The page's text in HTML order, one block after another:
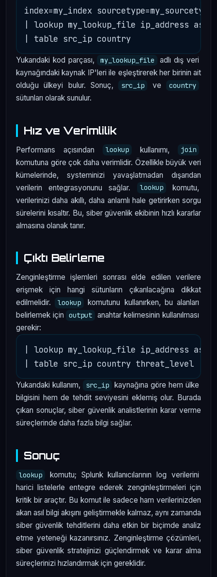
index=my_index sourcetype=my_sourcetype
| lookup my_lookup_file ip_address as
Yukarıdaki kod parçası, my_lookup_file
adlı dış veri
kaynağındaki kaynak IP'leri ile eşleştirerek her birinin ait
olduğu ülkeyi bulur. Sonuç,
src_ip ve country
sütunları olarak sunulur.
Hız ve Verimlilik
Performans açısından lookup kullanımı, join
komutuna göre çok daha verimlidir. Özellikle büyük veri
kümelerinde, systeminizi yavaşlatmadan dışarıdan
verilerin entegrasyonunu sağlar.
lookup
komutu,
verilerinizi daha akıllı, daha anlamlı hale getirirken sorgu
sürelerini kısaltır. Bu, siber güvenlik ekibinin hızlı kararlar
almasına olanak tanır.
Çıktı Belirleme
Zenginleştirme işlemleri sonrası elde edilen verilere
erişmek için hangi sütunların çıkarılacağına dikkat
edilmelidir.
lookup
komutunu kullanırken, bu alanları
belirlemek için
output
anahtar kelimesinin kullanılması
gerekir:
| lookup my_lookup_file ip_address
Yukarıdaki kullanım, src_ip
kaynağına göre hem ülke
bilgisini hem de tehdit seviyesini eklemiş olur. Burada
çıkan sonuçlar, siber güvenlik analistlerinin karar verme
süreçlerinde daha fazla bilgi sağlar.
Sonuç
lookup
komutu; Splunk kullanıcılarının log verilerini
harici listelerle entegre ederek zenginleştirmeleri için
kritik bir araçtır. Bu komut ile sadece ham verilerinizden
akan asıl bilgi akışını geliştirmekle kalmaz, aynı zamanda
siber güvenlik tehditlerini daha etkin bir biçimde analiz
etme yeteneği kazanırsınız. Zenginleştirme çözümleri,
siber güvenlik stratejinizi güçlendirmek ve karar alma
süreçlerinizi hızlandırmak için gereklidir.